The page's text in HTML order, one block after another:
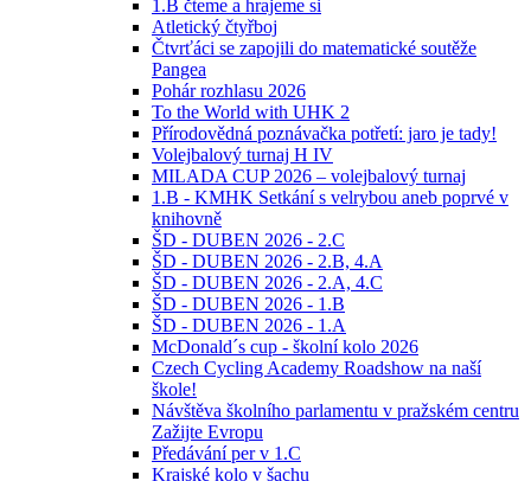
1.B čteme a hrajeme si
Atletický čtyřboj
Čtvrťáci se zapojili do matematické soutěže
Pangea
Pohár rozhlasu 2026
To the World with UHK 2
Přírodovědná poznávačka potřetí: jaro je tady!
Volejbalový turnaj H IV
MILADA CUP 2026 – volejbalový turnaj
1.B - KMHK Setkání s velrybou aneb poprvé v
knihovně
ŠD - DUBEN 2026 - 2.C
ŠD - DUBEN 2026 - 2.B, 4.A
ŠD - DUBEN 2026 - 2.A, 4.C
ŠD - DUBEN 2026 - 1.B
ŠD - DUBEN 2026 - 1.A
McDonald´s cup - školní kolo 2026
Czech Cycling Academy Roadshow na naší
škole!
Návštěva školního parlamentu v pražském centru
Zažijte Evropu
Předávání per v 1.C
Krajské kolo v šachu